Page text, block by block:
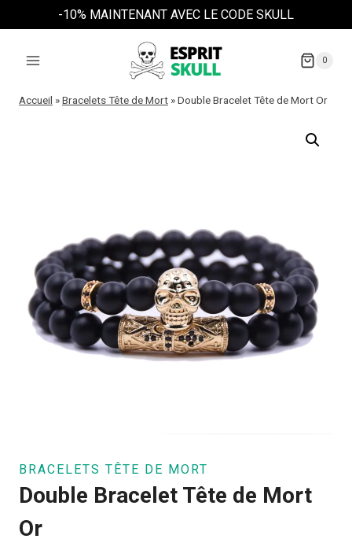
au
-10% MAINTENANT AVEC LE CODE SKULL
0
Accueil »Bracelets Tête de Mort »Double Bracelet Tête de Mort Or
BRACELETS TÊTE DE MORT
Double Bracelet Tête de Mort
Or